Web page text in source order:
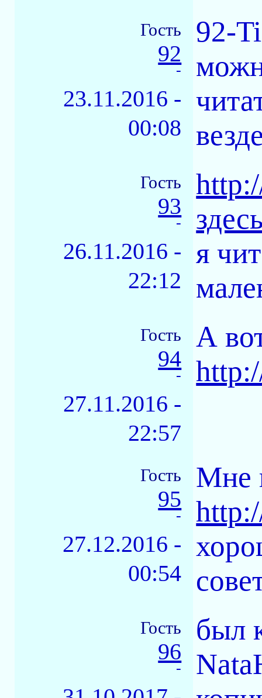
Гость
92
-
23.11.2016 -
00:08
92-
Гость
93
-
26.11.2016 -
22:12
я
Гость
94
-
27.11.2016 -
22:57
А
Гость
95
-
27.12.2016 -
00:54
Мне
Гость
96
-
был